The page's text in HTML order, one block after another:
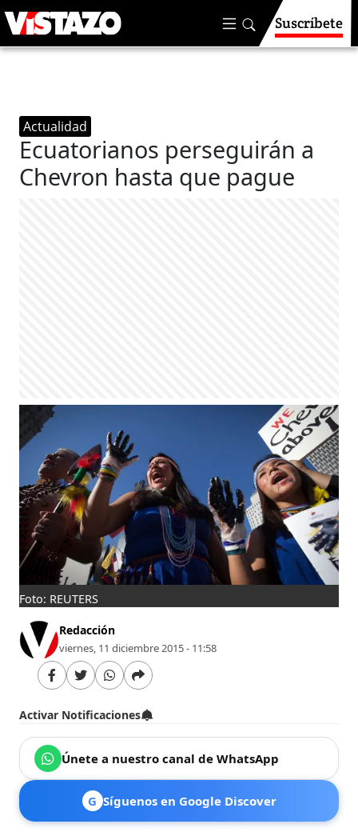
Suscríbete
Actualidad
Ecuatorianos perseguirán a
Chevron hasta que pague
Foto: REUTERS
Redacción
viernes, 11 diciembre 2015 - 11:58
Activar Notificaciones
Únete a nuestro canal de WhatsApp
G Síguenos en Google Discover